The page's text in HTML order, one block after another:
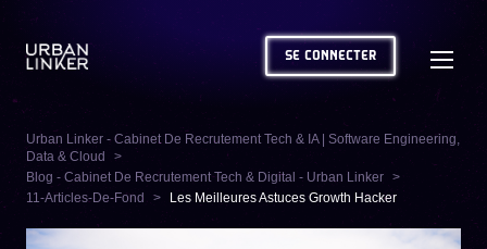
SE CONNECTER
Urban Linker - Cabinet De Recrutement Tech & IA | Software Engineering,
Data & Cloud
Blog - Cabinet De Recrutement Tech & Digital - Urban Linker
11-Articles-De-Fond
Les Meilleures Astuces Growth Hacker